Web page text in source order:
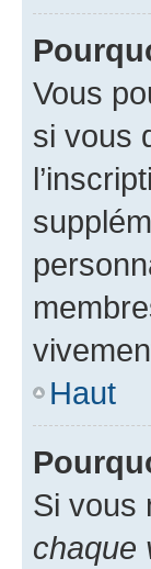
Vous
si vous
Haut
Si vous
chaque